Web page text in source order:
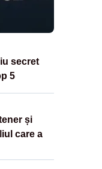
secret
5
și
care a